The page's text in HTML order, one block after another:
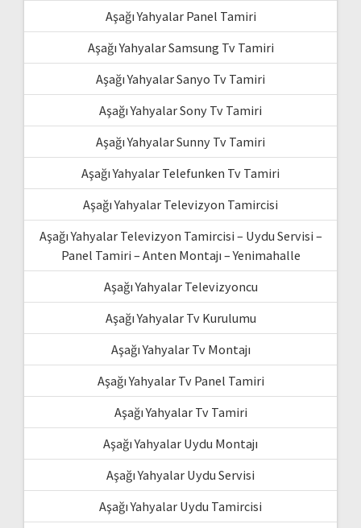
Aşağı Yahyalar Panel Tamiri
Aşağı Yahyalar Samsung Tv Tamiri
Aşağı Yahyalar Sanyo Tv Tamiri
Aşağı Yahyalar Sony Tv Tamiri
Aşağı Yahyalar Sunny Tv Tamiri
Aşağı Yahyalar Telefunken Tv Tamiri
Aşağı Yahyalar Televizyon Tamircisi
Aşağı Yahyalar Televizyon Tamircisi – Uydu Servisi –
Panel Tamiri – Anten Montajı – Yenimahalle
Aşağı Yahyalar Televizyoncu
Aşağı Yahyalar Tv Kurulumu
Aşağı Yahyalar Tv Montajı
Aşağı Yahyalar Tv Panel Tamiri
Aşağı Yahyalar Tv Tamiri
Aşağı Yahyalar Uydu Montajı
Aşağı Yahyalar Uydu Servisi
Aşağı Yahyalar Uydu Tamircisi